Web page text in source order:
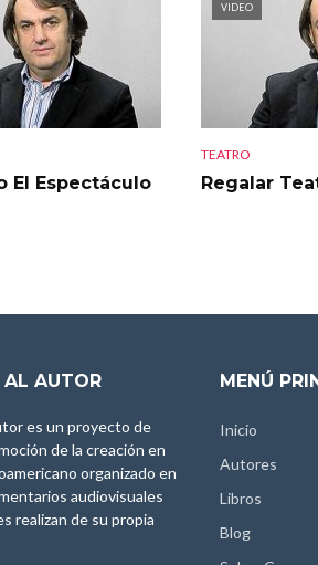
El Espectáculo
VIDEO
TEATRO
Regalar
AL AUTOR
es un proyecto de
de la creación en
organizado en
audiovisuales
realizan de su propia
MENÚ
Inicio
Autores
Libros
Blog